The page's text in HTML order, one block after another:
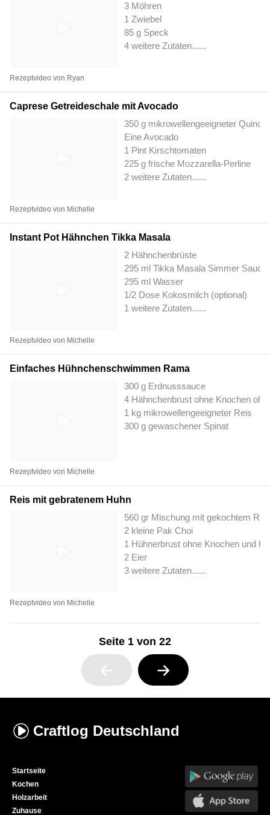
3 Möhren
1 Zwiebel
85 g Speck
4 weitere Zutaten......
Rezeptvideo von Ryan
Caprese Getreideschale mit Avocado
350 g mikrowellengeeigneter Quinoa
Eine Avocado
1 Pint Kirschtomaten
225 g frische Mozzarella-Perline
2 weitere Zutaten......
Rezeptvideo von Michelle
Instant Pot Hähnchen Tikka Masala
2 Hähnchenbrüste
295 ml Tikka Masala Simmer Sauce
295 ml Wasser
1/2 Dose Kokosmilch (optional)
1 weitere Zutaten......
Rezeptvideo von Michelle
Einfaches Hühnchenschwimmen Rama
300 g Erdnusssauce
4 Hähnchenbrust ohne Knochen
1 kg mikrowellengeeigneter Reis
300 g gewaschener Spinat
Rezeptvideo von Michelle
Reis mit gebratenem Huhn
560 gr Mischung mit gekochtem
2 kleine Pak Choi
1 Hühnerbrust ohne Knochen und
2 Eier
3 weitere Zutaten......
Rezeptvideo von Michelle
Seite 1 von 22
Craftlog Deutschland
Startseite
Kochen
Holzarbeit
Zuhause